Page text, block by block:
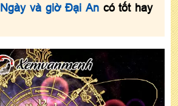
Ngày và giờ Đại An có tốt hay